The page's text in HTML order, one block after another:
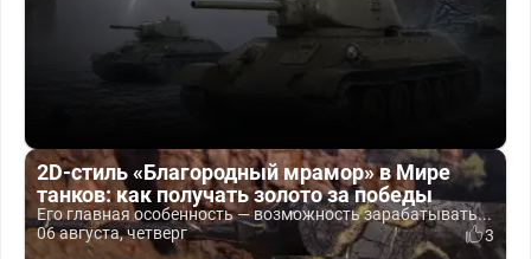
2D-стиль «Благородный мрамор» в Мире
танков: как получать золото за победы
Его главная особенность — возможность зарабатывать...
06 августа, четверг
3